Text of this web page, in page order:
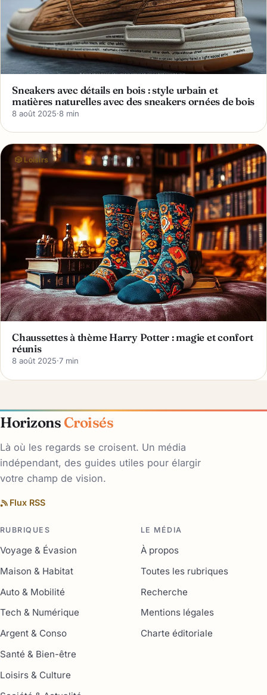
Sneakers avec détails en bois : style urbain et
matières naturelles avec des sneakers ornées de bois
8 août 2025·8 min
🎲 Loisirs
Chaussettes à thème Harry Potter : magie et confort
réunis
8 août 2025·7 min
Horizons Croisés
Là où les regards se croisent. Un média
indépendant, des guides utiles pour élargir
votre champ de vision.
Flux RSS
RUBRIQUES
Voyage & Évasion
Maison & Habitat
Auto & Mobilité
Tech & Numérique
Argent & Conso
Santé & Bien-être
Loisirs & Culture
LE MÉDIA
À propos
Toutes les rubriques
Recherche
Mentions légales
Charte éditoriale